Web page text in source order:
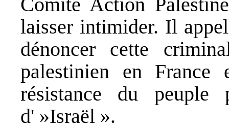
laisser intimider. Il
dénoncer cette
palestinien en
résistance du peuple
d' »Israël ».